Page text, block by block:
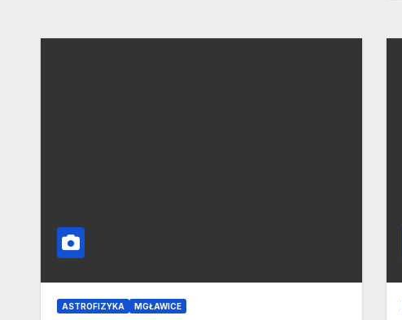
ASTROFIZYKA MGŁAWICE